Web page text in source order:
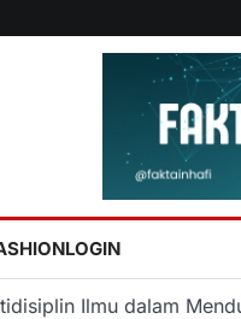
LOGIN
Ilmu dalam